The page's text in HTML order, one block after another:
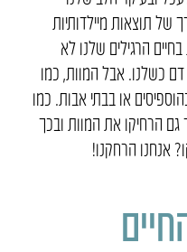
תוצאות מיילדותיות
הרגילים שלנו לא
דם כשלנו. אבל המוות, כמו
או בבתי אבות. כמו
הרחיקו את המוות ובכך
אנחנו הרחקנו!